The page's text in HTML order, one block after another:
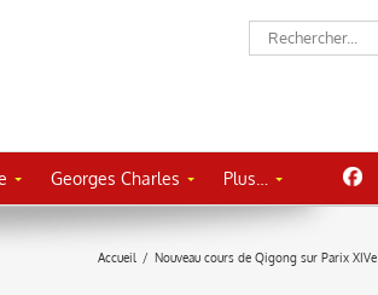
Rechercher:
Georges Charles Plus…
Accueil / Nouveau cours de Qigong sur Parix XIVe